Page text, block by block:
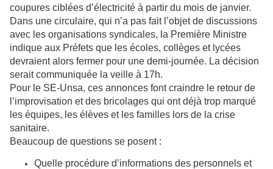
coupures ciblées d’électricité à partir du mois de janvier.
Dans une circulaire, qui n’a pas fait l’objet de discussions
avec les organisations syndicales, la Première Ministre
indique aux Préfets que les écoles, collèges et lycées
devraient alors fermer pour une demi-journée. La décision
serait communiquée la veille à 17h.
Pour le SE-Unsa, ces annonces font craindre le retour de
l’improvisation et des bricolages qui ont déjà trop marqué
les équipes, les élèves et les familles lors de la crise
sanitaire.
Beaucoup de questions se posent :
Quelle procédure d’informations des personnels et